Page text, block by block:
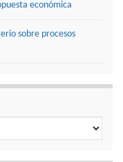
económica
sobre procesos